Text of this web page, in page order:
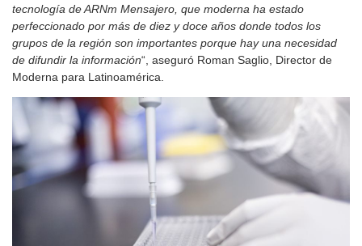
tecnología de ARNm Mensajero, que moderna ha estado
perfeccionado por más de diez y doce años donde todos los
grupos de la región son importantes porque hay una necesidad
de difundir la información“, aseguró Roman Saglio, Director de
Moderna para Latinoamérica.